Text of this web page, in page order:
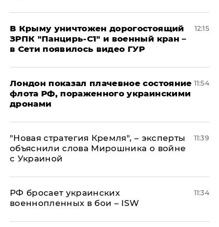
В Крыму уничтожен дорогостоящий
ЗРПК "Панцирь-С1" и военный кран –
в Сети появилось видео ГУР
12:15
Лондон показал плачевное состояние
флота РФ, пораженного украинскими
дронами
11:54
"Новая стратегия Кремля", – эксперты
объяснили слова Мирошника о войне
с Украиной
11:39
РФ бросает украинских
военнопленных в бои – ISW
11:34